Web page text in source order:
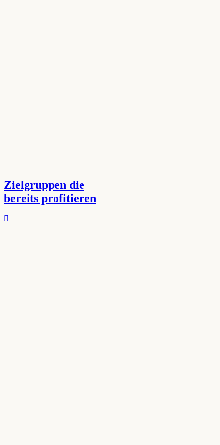
Zielgruppen die
bereits profitieren